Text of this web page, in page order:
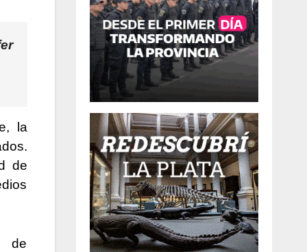
la
de
de